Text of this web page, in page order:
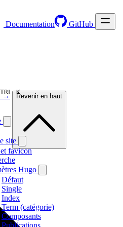
Documentation
GitHub
K
site
favicon
Hugo
Défaut
Single
Index
Term (catégorie)
Composants
Publications
→ Revenir en haut